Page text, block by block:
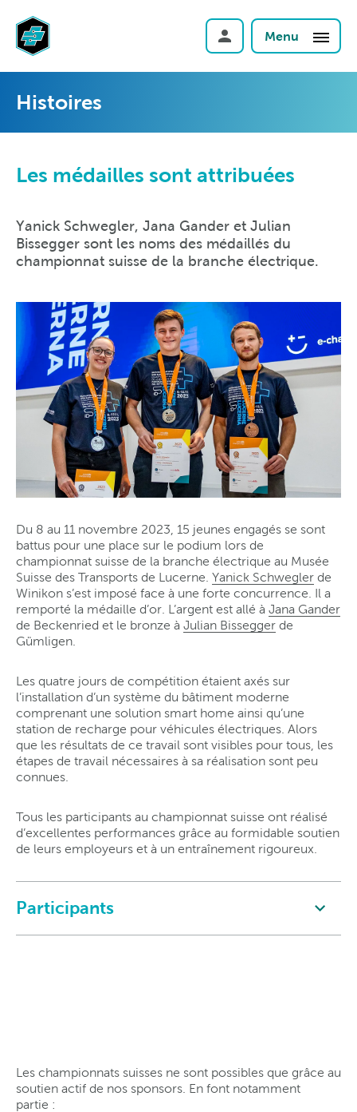
Menu
Histoires
Les médailles sont attribuées
Yanick Schwegler, Jana Gander et Julian
Bissegger sont les noms des médaillés du
championnat suisse de la branche électrique.
Du 8 au 11 novembre 2023, 15 jeunes engagés se sont
battus pour une place sur le podium lors de
championnat suisse de la branche électrique au Musée
Suisse des Transports de Lucerne. Yanick Schwegler de
Winikon s’est imposé face à une forte concurrence. Il a
remporté la médaille d’or. L’argent est allé à Jana Gander
de Beckenried et le bronze à Julian Bissegger de
Gümligen.
Les quatre jours de compétition étaient axés sur
l’installation d’un système du bâtiment moderne
comprenant une solution smart home ainsi qu’une
station de recharge pour véhicules électriques. Alors
que les résultats de ce travail sont visibles pour tous, les
étapes de travail nécessaires à sa réalisation sont peu
connues.
Tous les participants au championnat suisse ont réalisé
d’excellentes performances grâce au formidable soutien
de leurs employeurs et à un entraînement rigoureux.
Participants
Les championnats suisses ne sont possibles que grâce au
soutien actif de nos sponsors. En font notamment
partie :